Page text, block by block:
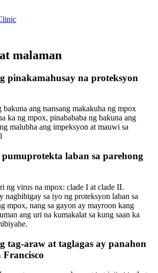
malaman
pinakamahusay na proteksyon
bakuna ang tsansang makakuha ng mpox
ka ng mpox, pinabababa ng bakuna ang
malubha ang impeksyon at mauwi sa
laban sa parehong
ng virus na mpox: clade I at clade II.
nagbibigay sa iyo ng proteksyon laban sa
mpox, nang sa gayon ay mayroon kang
ang uri na kumakalat sa kung saan ka
tag-araw at taglagas ay panahon
Francisco